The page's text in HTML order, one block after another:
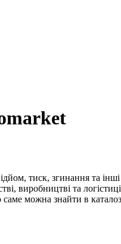
виробництві та
можна знайти в